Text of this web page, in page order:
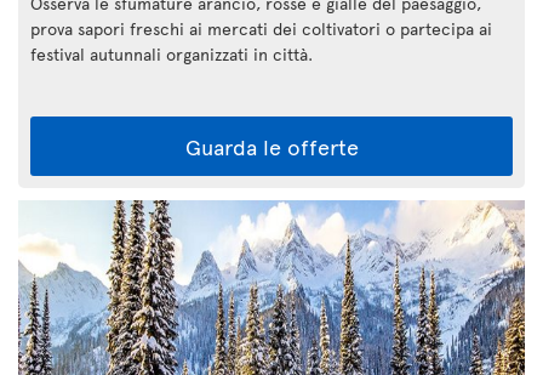
prova sapori freschi ai mercati dei coltivatori o partecipa ai
festival autunnali organizzati in città.
Guarda le offerte